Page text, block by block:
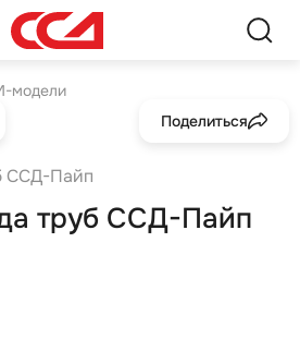
модели
Поделиться
ССД-Пайп
труб ССД-Пайп